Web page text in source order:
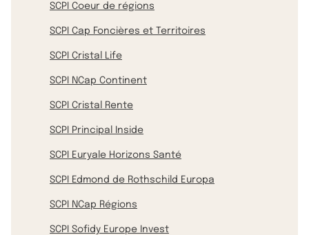
SCPI Coeur de régions
SCPI Cap Foncières et Territoires
SCPI Cristal Life
SCPI NCap Continent
SCPI Cristal Rente
SCPI Principal Inside
SCPI Euryale Horizons Santé
SCPI Edmond de Rothschild Europa
SCPI NCap Régions
SCPI Sofidy Europe Invest